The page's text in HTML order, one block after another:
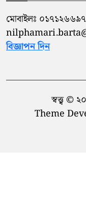
মোবাইলঃ
বিজ্ঞাপন দিন
স্বত্ত্ব ©
Theme